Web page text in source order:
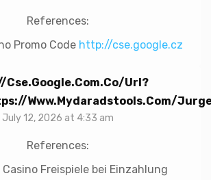
References:
Promo Code http://cse.google.cz
cse.google.com.co/url?
www.mydaradstools.com/
July 12, 2026 at 4:33 am
References:
Casino Freispiele bei Einzahlung